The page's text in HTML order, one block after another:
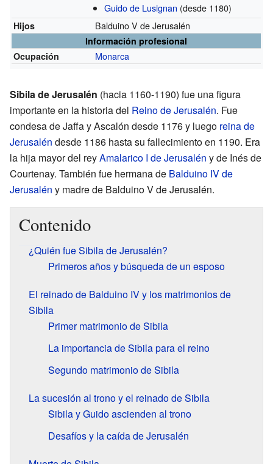
Guido de Lusignan (desde 1180)
Hijos Balduino V de Jerusalén
Información profesional
Ocupación
Monarca
Sibila de Jerusalén (hacia 1160-1190) fue una figura
importante en la historia del Reino de Jerusalén. Fue
condesa de Jaffa y Ascalón desde 1176 y luego reina de
Jerusalén desde 1186 hasta su fallecimiento en 1190. Era
la hija mayor del reyAmalarico I de Jerusalén y de Inés de
Courtenay. También fue hermana de Balduino IV de
Jerusalén y madre de Balduino V de Jerusalén.
Contenido
¿Quién fue Sibila de Jerusalén?
Primeros años y búsqueda de un esposo
El reinado de Balduino IV y los matrimonios de
Sibila
Primer matrimonio de Sibila
La importancia de Sibila para el reino
Segundo matrimonio de Sibila
La sucesión al trono y el reinado de Sibila
Sibila y Guido ascienden al trono
Desafíos y la caída de Jerusalén